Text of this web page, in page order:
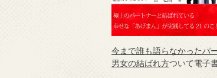
今まで誰も語らなかったパ
男女の結ばれ方ついて電子